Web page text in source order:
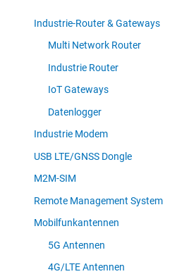
Industrie-Router & Gateways
Multi Network Router
Industrie Router
IoT Gateways
Datenlogger
Industrie Modem
USB LTE/GNSS Dongle
M2M-SIM
Remote Management System
Mobilfunkantennen
5G Antennen
4G/LTE Antennen